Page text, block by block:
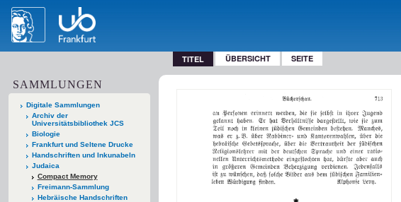
TITEL ÜBERSICHT SEITE
SAMMLUNGEN
Digitale Sammlungen
Archiv der
Universitätsbibliothek JCS
Biologie
Frankfurt und Seltene Drucke
Handschriften und Inkunabeln
Judaica
Compact Memory
Freimann-Sammlung
Hebräische Handschriften